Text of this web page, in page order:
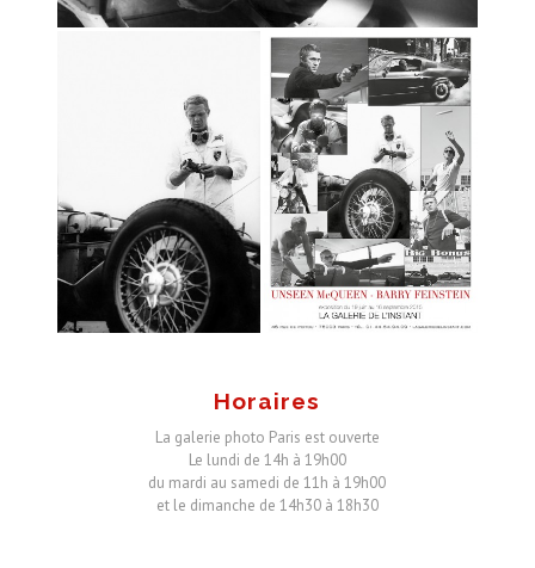
Horaires
La galerie photo Paris est ouverte
Le lundi de 14h à 19h00
du mardi au samedi de 11h à 19h00
et le dimanche de 14h30 à 18h30